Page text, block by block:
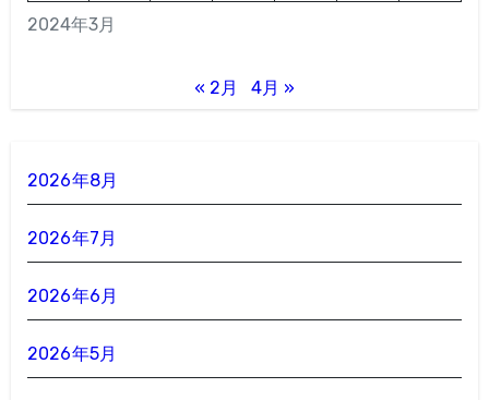
2024年3月
« 2月 4月 »
2026年8月
2026年7月
2026年6月
2026年5月